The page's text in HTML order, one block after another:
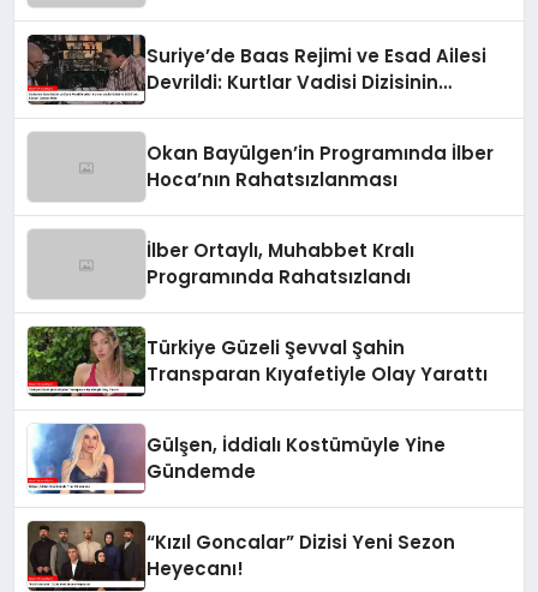
Suriye’de Baas Rejimi ve Esad Ailesi
Devrildi: Kurtlar Vadisi Dizisinin
Okan Bayülgen’in Programında İlber
Hoca’nın Rahatsızlanması
İlber Ortaylı, Muhabbet Kralı
Programında Rahatsızlandı
Türkiye Güzeli Şevval Şahin
Transparan Kıyafetiyle Olay Yarattı
Gülşen, İddialı Kostümüyle Yine
Gündemde
“Kızıl Goncalar” Dizisi Yeni Sezon
Heyecanı!